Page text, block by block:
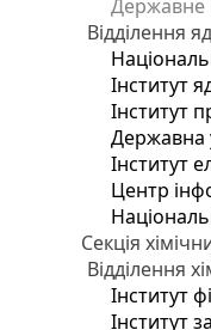
Державне
Відділення
Інститут
Інститут
Державна
Інститут
Центр
Секція
Відділення
Інститут
Інститут